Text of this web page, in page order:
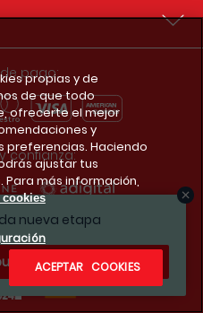
nueva etapa
pago:
confianza:
propias y de
de que todo
ofrecerte el mejor
y
preferencias. Haciendo
ajustar tus
más información,
ACEPTAR COOKIES